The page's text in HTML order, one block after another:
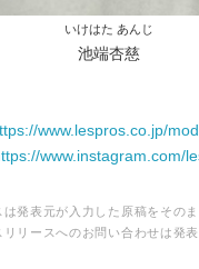
いけはた あんじ
池端杏慈
www.lespros.co.jp/
www.instagram.com/
発表元が入力した原稿をその
リースへのお問い合わせは発